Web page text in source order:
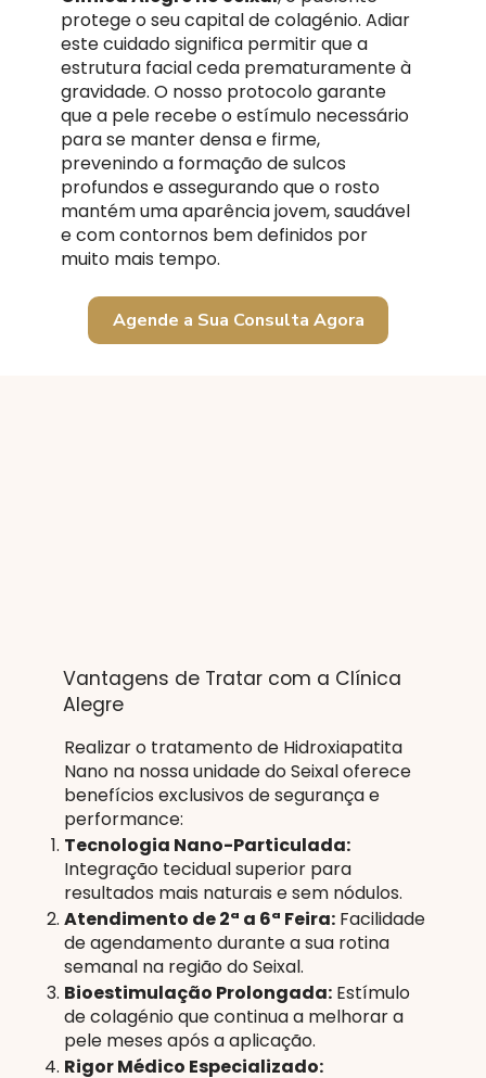
protege o seu capital de colagénio. Adiar
este cuidado significa permitir que a
estrutura facial ceda prematuramente à
gravidade. O nosso protocolo garante
que a pele recebe o estímulo necessário
para se manter densa e firme,
prevenindo a formação de sulcos
profundos e assegurando que o rosto
mantém uma aparência jovem, saudável
e com contornos bem definidos por
muito mais tempo.
Agende a Sua Consulta Agora
Vantagens de Tratar com a Clínica
Alegre
Realizar o tratamento de Hidroxiapatita
Nano na nossa unidade do Seixal oferece
benefícios exclusivos de segurança e
performance:
Tecnologia Nano-Particulada:
Integração tecidual superior para
resultados mais naturais e sem nódulos.
Atendimento de 2ª a 6ª Feira:Facilidade
de agendamento durante a sua rotina
semanal na região do Seixal.
Bioestimulação Prolongada:Estímulo
de colagénio que continua a melhorar a
pele meses após a aplicação.
Rigor Médico Especializado: